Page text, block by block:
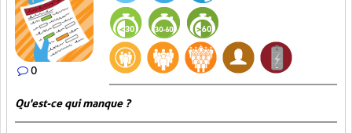
0
Qu'est-ce qui manque ?